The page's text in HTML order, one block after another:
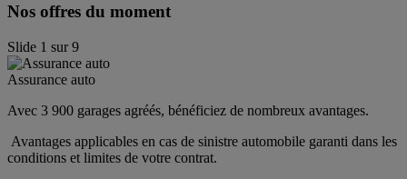
Nos offres du moment
Slide 1 sur9
Assurance auto
Avec 3 900 garages agréés, bénéficiez de nombreux avantages.
Avantages applicables en cas de sinistre automobile garanti dans les
conditions et limites de votre contrat.